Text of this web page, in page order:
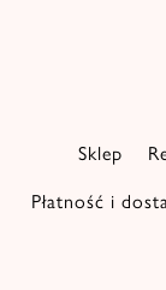
Sklep
Płatność i